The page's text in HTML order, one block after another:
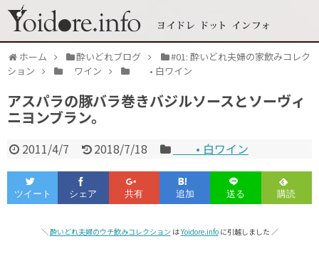
ホーム 酔いどれブログ
#01: 酔いどれ夫婦の家飲みコレク
ション
ワイン • 白ワイン
アスパラの豚バラ巻きバジルソースとソーヴィ
ニヨンブラン。
2011/4/7 2018/7/18 • 白ワイン
＼ 酔いどれ夫婦のウチ飲みコレクション はYoidore.infoに引越しました ／